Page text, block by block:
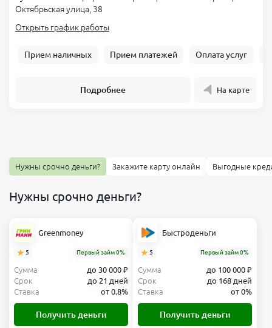
Октябрьская улица, 38
Открыть график работы
Прием наличных Прием платежей Оплата услуг
Подробнее На карте
Нужны срочно деньги? Закажите карту онлайн Выгодные
Нужны срочно деньги?
Greenmoney
5 Первый займ 0%
Сумма
до 30 000 ₽
Срок
до 21 дней
Ставка
от 0.8%
Получить деньги
Быстроденьги
5 Первый займ 0%
Сумма
до 100 000 ₽
Срок
до 168 дней
Ставка
от 0%
Получить деньги